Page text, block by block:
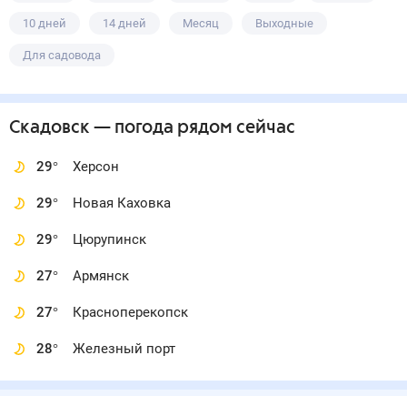
10 дней 14 дней Месяц Выходные
Для садовода
Скадовск — погода рядом сейчас
29° Херсон
29° Новая Каховка
29° Цюрупинск
27° Армянск
27° Красноперекопск
28° Железный порт